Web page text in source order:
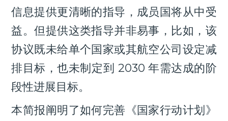
信息提供更清晰的指导，成员国将从中受
益。但提供这类指导并非易事，比如，该
协议既未给单个国家或其航空公司设定减
排目标，也未制定到 2030 年需达成的阶
段性进展目标。
本简报阐明了如何完善《国家行动计划》